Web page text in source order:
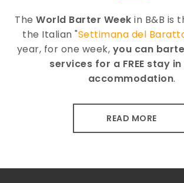
TheWorld Barter Week in B&B is
the Italian "Settimana del
year, for one week, you can
services for a FREE stay in
accommodation.
READ MORE